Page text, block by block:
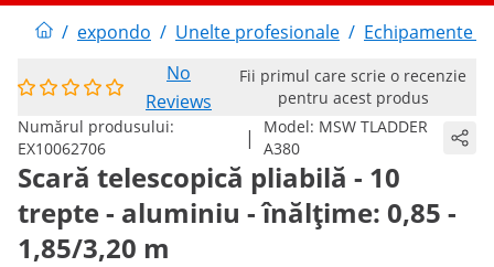
/ expondo / Unelte profesionale / Echipamente
No
Reviews
Fii primul care scrie o recenzie
pentru acest produs
Numărul produsului:
EX10062706
| Model: MSW TLADDER
A380
Scară telescopică pliabilă - 10
trepte - aluminiu - înălțime: 0,85 -
1,85/3,20 m